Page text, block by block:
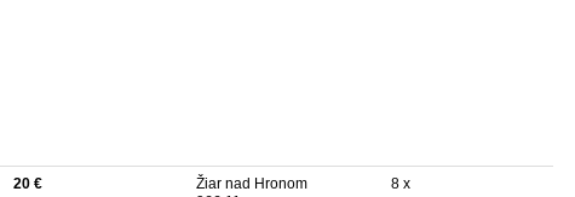
20 €
Žiar nad Hronom
8 x